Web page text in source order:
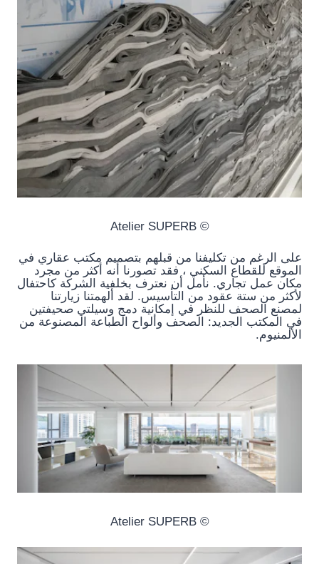
© Atelier SUPERB
على الرغم من تكليفنا من قبلهم بتصميم مكتب عقاري في
الموقع للقطاع السكني ، فقد تصورنا أنه أكثر من مجرد
مكان عمل تجاري. نأمل أن نعترف بخلفية الشركة كاحتفال
لأكثر من ستة عقود من التأسيس. لقد ألهمتنا زيارتنا
لمصنع الصحف للنظر في إمكانية دمج وسيلتي صحيفتين
في المكتب الجديد: الصحف وألواح الطباعة المصنوعة من
الألمنيوم.
© Atelier SUPERB